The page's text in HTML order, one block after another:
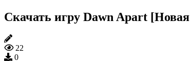
Скачать игру Dawn Apart
22
0